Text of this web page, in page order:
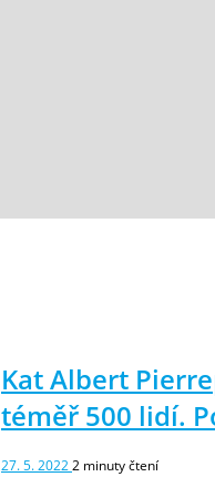
Kat Albert
téměř 500 lidí.
27. 5. 20222 minuty čtení